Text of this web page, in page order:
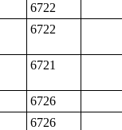
6722
6722
6721
6726
6726